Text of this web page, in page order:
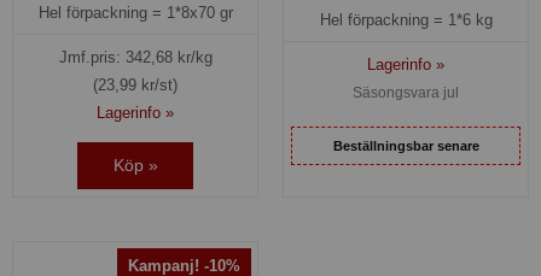
Hel förpackning = 1*8x70 gr
Jmf.pris: 342,68kr/kg
(23,99 kr/st)
Lagerinfo »
Köp »
Hel förpackning = 1*6 kg
Lagerinfo »
Säsongsvara jul
Beställningsbar senare
Kampanj! -10%